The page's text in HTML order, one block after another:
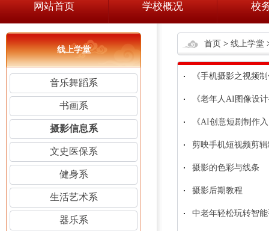
网站首页 学校概况 校
线上学堂
音乐舞蹈系
书画系
摄影信息系
文史医保系
健身系
生活艺术系
器乐系
首页 > 线上学堂
《手机摄影之视频
《老年人AI图像设
《AI创意短剧制作
剪映手机短视频剪
摄影的色彩与线条
摄影后期教程
中老年轻松玩转智